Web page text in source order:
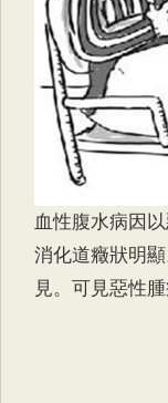
血性腹水病因
消化道癥狀明
見。可見惡性